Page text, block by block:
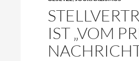
IST „VOM